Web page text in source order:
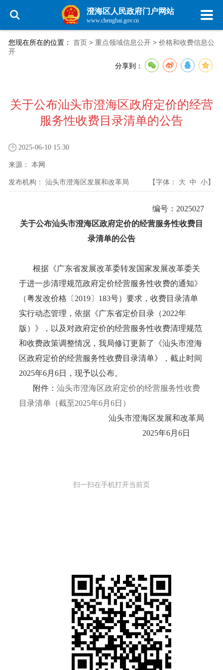
澄海区人民政府门户网站
www.chenghai.gov.cn
您现在所在的位置： 首页 > 重点领域信息公开 > 价格和收费信息公
开
分享到：
关于公布汕头市澄海区政府定价的经营
服务性收费目录清单的公告
2025-06-10 15:30
来源： 本网
发布机构： 汕头市澄海区发展和改革局 【字体： 大 中 小】
编号：2025027
关于公布汕头市澄海区政府定价的经营服务性收费目
录清单的公告
根据《广东省发展改革委转发国家发展改革委关
于进一步清理规范政府定价经营服务性收费的通知》
（粤发改价格〔2019〕183号）要求，收费目录清单
实行动态管理，依据《广东省定价目录（2022年
版）》，以及对政府定价的经营服务性收费清理规范
和收费政策调整情况，我局修订更新了《汕头市澄海
区政府定价的经营服务性收费目录清单》，截止时间
2025年6月6日，现予以公布。
附件： 汕头市澄海区政府定价的经营服务性收费
目录清单（截至2025年6月6日）
汕头市澄海区发展和改革局
2025年6月6日
扫一扫在手机打开当前页